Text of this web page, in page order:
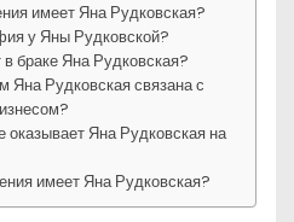
имеет Яна Рудковская?
у Яны Рудковской?
браке Яна Рудковская?
Яна Рудковская связана с
оказывает Яна Рудковская на
имеет Яна Рудковская?